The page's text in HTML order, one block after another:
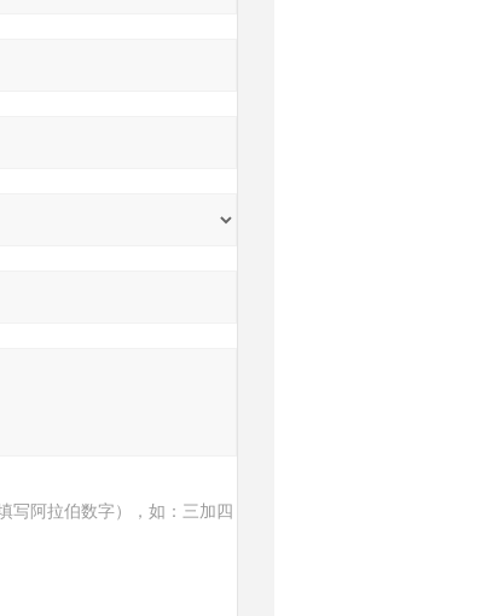
写阿拉伯数字），如：三加四